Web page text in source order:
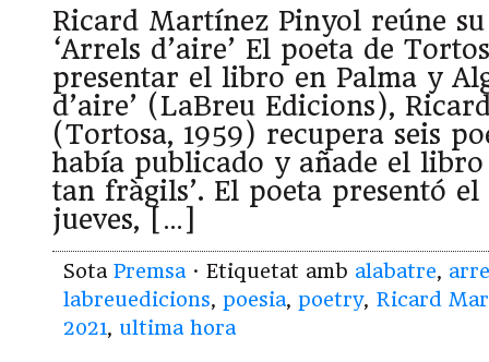
Ricard Martínez Pinyol reúne
‘Arrels d’aire’ El poeta de
presentar el libro en Palma y
d’aire’ (LaBreu Edicions),
(Tortosa, 1959) recupera seis
había publicado y añade el libro
tan fràgils’. El poeta presentó
jueves, […]
Sota Premsa · Etiquetat amb alabatre,
labreuedicions, poesia, poetry, Ricard
2021, ultima hora